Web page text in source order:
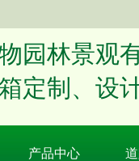
园林景观
定制、设
产品中心